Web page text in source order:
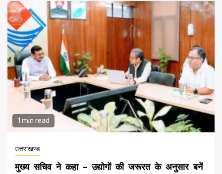
1 min read
उत्तराखण्ड
मुख्य सचिव ने कहा – उद्योगों की जरूरत के अनुसार बनें